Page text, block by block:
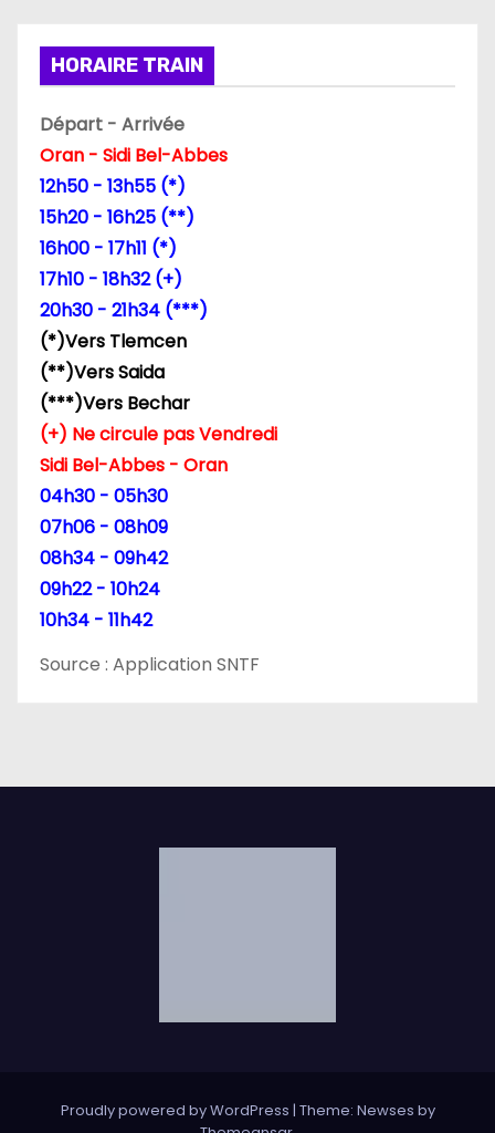
o
n
d
e
a
r
t
c
e
HORAIRE TRAIN
Départ - Arrivée
Oran - Sidi Bel-Abbes
12h50 - 13h55 (*)
15h20 - 16h25 (**)
16h00 - 17h11 (*)
17h10 - 18h32 (+)
20h30 - 21h34 (***)
(*)Vers Tlemcen
(**)Vers Saida
(***)Vers Bechar
(+) Ne circule pas Vendredi
Sidi Bel-Abbes - Oran
04h30 - 05h30
07h06 - 08h09
08h34 - 09h42
09h22 - 10h24
10h34 - 11h42
Source : Application SNTF
Proudly powered by WordPress | Theme: Newses by